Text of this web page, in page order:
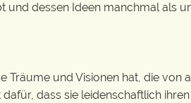
und dessen Ideen manchmal als
Träume und Visionen hat, die
dass sie leidenschaftlich